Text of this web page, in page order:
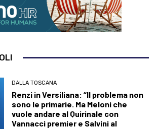
DALLA TOSCANA
Renzi in Versiliana: “Il problema non
sono le primarie. Ma Meloni che
vuole andare al Quirinale con
Vannacci premier e Salvini al